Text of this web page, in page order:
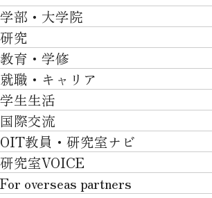
大学紹介TOP
OVER THE LIMIT
大学について
施設一覧
社会・地域・高大連携
川上村での取り組み
アクセス
ポリシー/コンプライアンス
卒業生VOICE
学部・大学院
学部・大学院TOP
工学部
ロボティクス＆デザイン工学部
情報科学部
知的財産学部
工学研究科
ロボティクス＆デザイン工学研究科
研究
研究TOP
研究について
産官学連携
教育・学修
教育・学修TOP
卒業時質保証を担う独自の教育システム
自律学修
学習支援
リカレント教育プログラム
就職・キャリア
就職・キャリアTOP
就職サポート
キャリア形成
インターンシップ
学生生活
学生生活TOP
キャンパスライフ
課外活動
学費
国際交流
国際交流TOP
グローバルな人材育成
国際交流プログラムについて
OIT教員・研究室ナビ
研究室VOICE
For overseas partners